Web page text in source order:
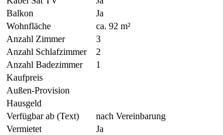
Balkon
Ja
Wohnfläche
ca. 92 m²
Anzahl Zimmer
3
Anzahl Schlafzimmer
2
Anzahl Badezimmer
1
Kaufpreis
Außen-Provision
Hausgeld
Verfügbar ab (Text)
nach Vereinbarung
Vermietet
Ja